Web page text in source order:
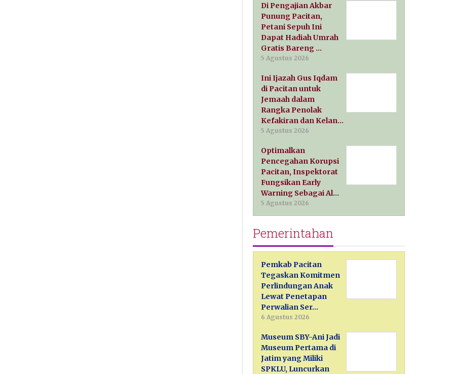
Di Pengajian Akbar
Punung Pacitan,
Petani Sepuh Ini
Dapat Hadiah Umrah
Gratis Bareng …
5 Agustus 2026
Ini Ijazah Gus Iqdam
di Pacitan untuk
Jemaah dalam
Rangka Penolak
Kefakiran dan Kelan…
5 Agustus 2026
Optimalkan
Pencegahan Korupsi
Pacitan, Inspektorat
Fungsikan Early
Warning Sebagai Al…
5 Agustus 2026
Pemerintahan
Pemkab Pacitan
Tegaskan Komitmen
Perlindungan Anak
Lewat Penetapan
Perwalian Ser…
6 Agustus 2026
Museum SBY-Ani Jadi
Museum Pertama di
Jatim yang Miliki
SPKLU, Luncurkan